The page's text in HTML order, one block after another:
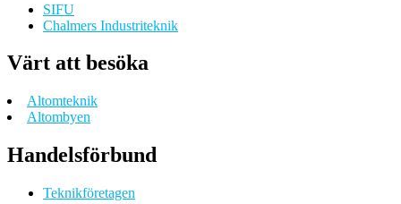
SIFU
Chalmers Industriteknik
Värt att besöka
Altomteknik
Altombyen
Handelsförbund
Teknikföretagen